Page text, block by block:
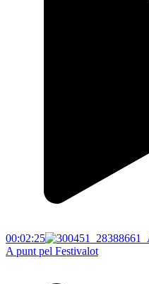
00:02:25
A punt pel Festivalot